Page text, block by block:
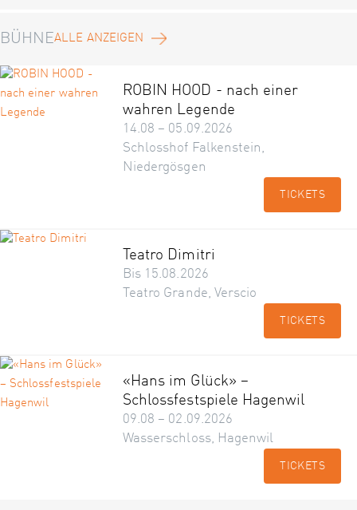
BÜHNEALLE ANZEIGEN
ROBIN HOOD - nach einer
wahren Legende
14.08 – 05.09.2026
Schlosshof Falkenstein,
Niedergösgen
TICKETS
Teatro Dimitri
Bis 15.08.2026
Teatro Grande, Verscio
TICKETS
«Hans im Glück» –
Schlossfestspiele Hagenwil
09.08 – 02.09.2026
Wasserschloss, Hagenwil
TICKETS